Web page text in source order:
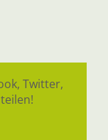
Twitter,